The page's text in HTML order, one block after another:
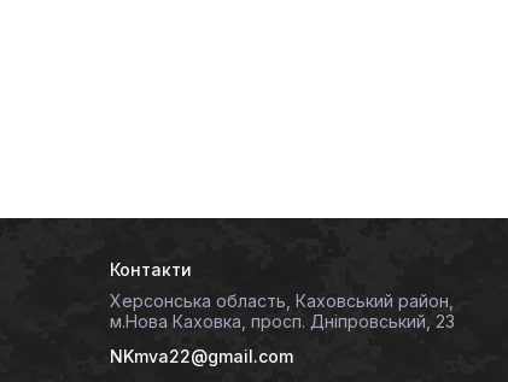
Контакти
Херсонська область, Каховський район,
м.Нова Каховка, просп. Дніпровський, 23
NKmva22@gmail.com